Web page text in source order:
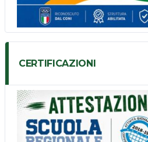
CERTIFICAZIONI